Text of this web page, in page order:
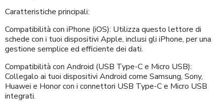
Caratteristiche principali:
Compatibilità con iPhone (iOS): Utilizza questo lettore di
schede con i tuoi dispositivi Apple, inclusi gli iPhone, per una
gestione semplice ed efficiente dei dati.
Compatibilità con Android (USB Type-C e Micro USB):
Collegalo ai tuoi dispositivi Android come Samsung, Sony,
Huawei e Honor con i connettori USB Type-C e Micro USB
integrati.